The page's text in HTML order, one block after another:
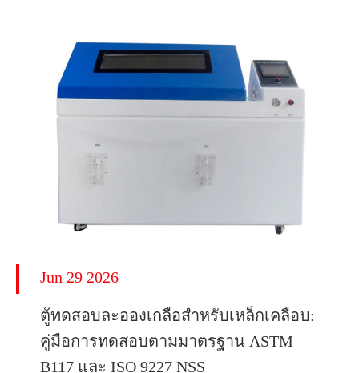
Jun 29 2026
ตู้ทดสอบละอองเกลือสำหรับเหล็กเคลือบ:
คู่มือการทดสอบตามมาตรฐาน ASTM
B117 และ ISO 9227 NSS